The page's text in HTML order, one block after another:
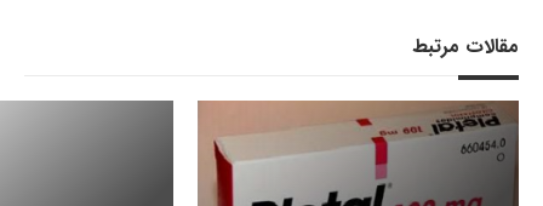
مقالات مرتبط